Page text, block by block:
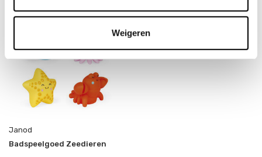
Weigeren
Janod
Badspeelgoed Zeedieren